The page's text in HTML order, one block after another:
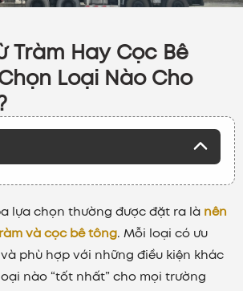
Tràm Hay Cọc Bê
Loại Nào Cho
lựa chọn thường được đặt ra là nên
và cọc bê tông. Mỗi loại có ưu
phù hợp với những điều kiện khác
nào “tốt nhất” cho mọi trường